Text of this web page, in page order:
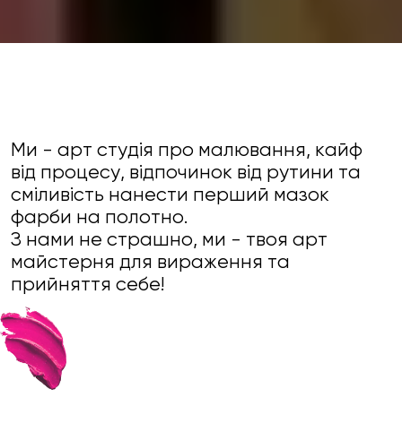
Ми - арт студія про малювання, кайф
від процесу, відпочинок від рутини та
сміливість нанести перший мазок
фарби на полотно.
З нами не страшно, ми - твоя арт
майстерня для вираження та
прийняття себе!